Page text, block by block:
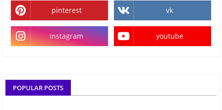
pinterest vk
instagram youtube
POPULAR POSTS